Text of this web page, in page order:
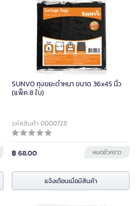
SUNVO ถุงขยะดำหนา ขนาด 36x45 นิ้ว
(แพ็ค 8 ใบ)
รหัสสินค้า 0000728
฿ 68.00 หมดชั่วคราว
แจ้งเตือนเมื่อมีสินค้า